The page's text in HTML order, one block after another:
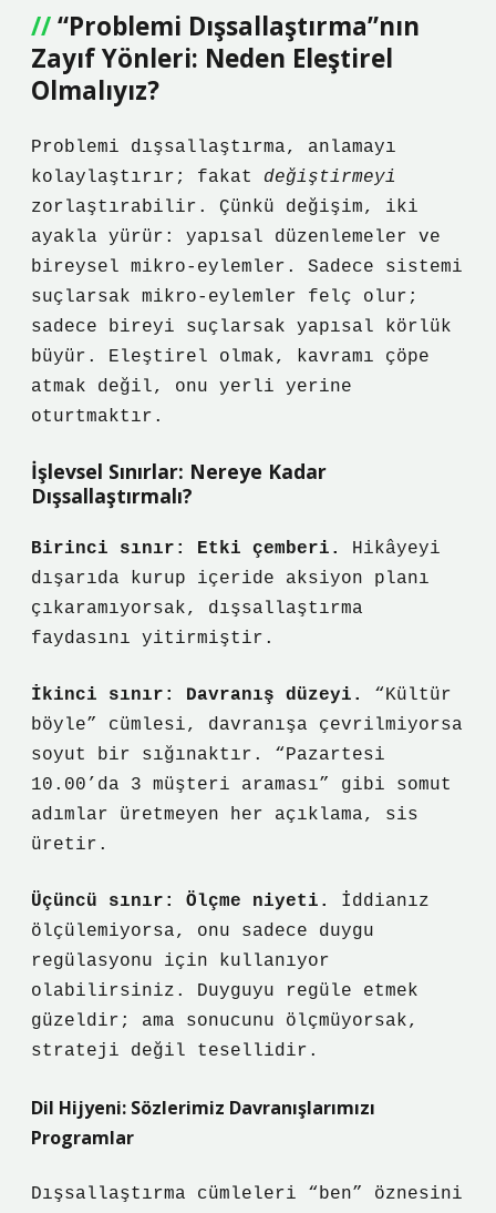
“Problemi Dışsallaştırma”nın
Zayıf Yönleri: Neden Eleştirel
Olmalıyız?
Problemi dışsallaştırma, anlamayı
kolaylaştırır; fakat değiştirmeyi
zorlaştırabilir. Çünkü değişim, iki
ayakla yürür: yapısal düzenlemeler ve
bireysel mikro-eylemler. Sadece sistemi
suçlarsak mikro-eylemler felç olur;
sadece bireyi suçlarsak yapısal körlük
büyür. Eleştirel olmak, kavramı çöpe
atmak değil, onu yerli yerine
oturtmaktır.
İşlevsel Sınırlar: Nereye Kadar
Dışsallaştırmalı?
Birinci sınır: Etki çemberi.
Hikâyeyi
dışarıda kurup içeride aksiyon planı
çıkaramıyorsak, dışsallaştırma
faydasını yitirmiştir.
İkinci sınır: Davranış düzeyi.
“Kültür
böyle” cümlesi, davranışa çevrilmiyorsa
soyut bir sığınaktır. “Pazartesi
10.00’da 3 müşteri araması” gibi somut
adımlar üretmeyen her açıklama, sis
üretir.
Üçüncü sınır: Ölçme niyeti.
İddianız
ölçülemiyorsa, onu sadece duygu
regülasyonu için kullanıyor
olabilirsiniz. Duyguyu regüle etmek
güzeldir; ama sonucunu ölçmüyorsak,
strateji değil tesellidir.
Dil Hijyeni: Sözlerimiz Davranışlarımızı
Programlar
Dışsallaştırma cümleleri “ben” öznesini